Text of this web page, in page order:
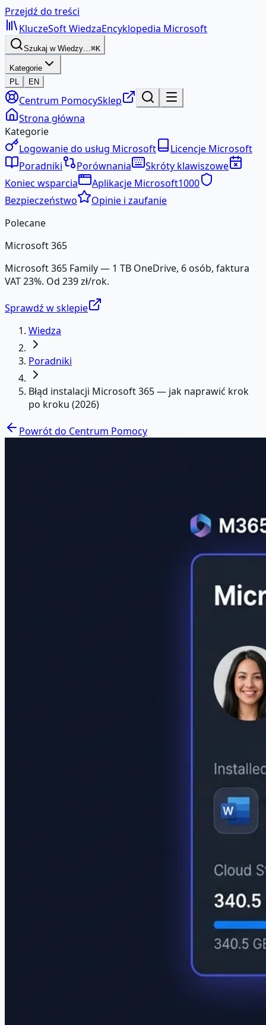
Przejdź do treści
KluczeSoftWiedzaEncyklopedia Microsoft
Szukaj w Wiedzy…⌘K
Kategorie
PL
EN
Centrum PomocySklep
Strona główna
Kategorie
Logowanie do usług Microsoft
Licencje Microsoft
Poradniki
Porównania
Skróty klawiszowe
Koniec wsparcia
Aplikacje Microsoft1000
Bezpieczeństwo
Opinie i zaufanie
Polecane
Microsoft 365
Microsoft 365 Family — 1 TB OneDrive, 6 osób, faktura
VAT 23%. Od 239 zł/rok.
Sprawdź w sklepie
Wiedza
Poradniki
Błąd instalacji Microsoft 365 — jak naprawić krok
po kroku (2026)
Powrót do Centrum Pomocy